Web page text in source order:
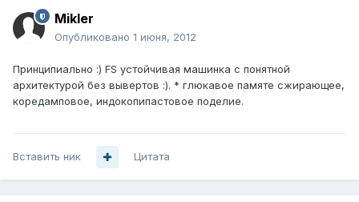
Mikler
Опубликовано 1 июня, 2012
Принципиально :) FS устойчивая машинка с понятной
архитектурой без вывертов :). * глюкавое памяте сжирающее,
коредамповое, индокопипастовое поделие.
Вставить ник Цитата